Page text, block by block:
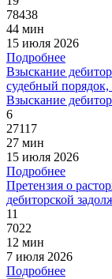
78438
44 мин
15 июля 2026
Подробнее
Взыскание
судебный порядок,
Взыскание
6
27117
27 мин
15 июля 2026
Подробнее
Претензия о
дебиторской
11
7022
12 мин
7 июля 2026
Подробнее